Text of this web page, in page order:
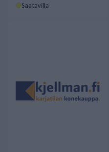
Saatavilla